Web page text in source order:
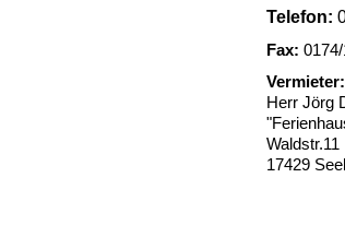
Telefon:
Fax:
Vermieter:
Herr Jörg
Waldstr.11
17429